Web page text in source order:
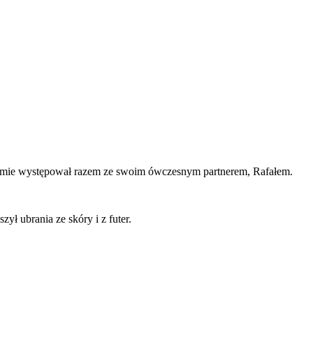
występował razem ze swoim ówczesnym partnerem, Rafałem.
ubrania ze skóry i z futer.